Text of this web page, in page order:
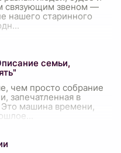
связующим звеном —
нашего старинного
...
семьи,
чем просто собрание
запечатленная в
Это машина времени,